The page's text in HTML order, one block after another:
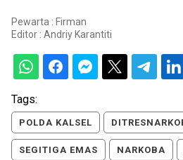
Pewarta : Firman
Editor : Andriy Karantiti
Tags:
POLDA KALSEL
SEGITIGA EMAS NARKOBA